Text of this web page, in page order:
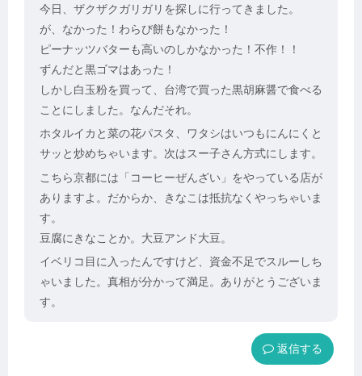
今日、ザクザクガリガリを探しに行ってきました。
が、なかった！わらび餅もなかった！
ピーナッツバターも高いのしかなかった！不作！！
ずんだと黒ゴマはあった！
しかし白玉粉を買って、台湾で買った黒胡麻醤で食べる
ことにしました。なんだそれ。
ホタルイカと菜の花パスタ、ワタシはいつもにんにくと
サッと炒めちゃいます。次はスー子さん方式にします。
こちら京都には「コーヒーぜんざい」をやっている店が
ありますよ。だからか、きなこは抵抗なくやっちゃいま
す。
豆腐にきなことか。大豆アンド大豆。
イベリコ目に入ったんですけど、資金不足でスルーしち
ゃいました。真相が分かって満足。ありがとうございま
す。
返信